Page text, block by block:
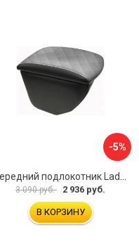
-5%
3 090 руб. 2 936 руб.
В КОРЗИНУ